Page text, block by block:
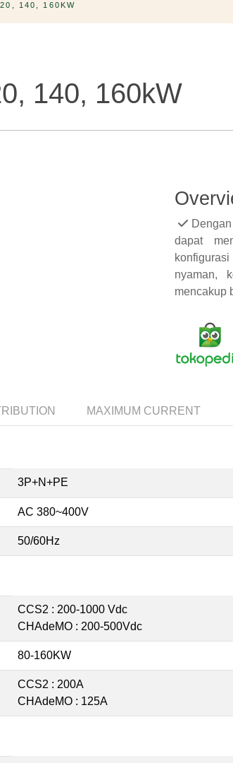
140, 160KW
140, 160kW
dapat
nyaman,
mencakup
MAXIMUM CURRENT
3P+N+PE
AC 380~400V
50/60Hz
CCS2 : 200-1000 Vdc
CHAdeMO : 200-500Vdc
80-160KW
CCS2 : 200A
CHAdeMO : 125A